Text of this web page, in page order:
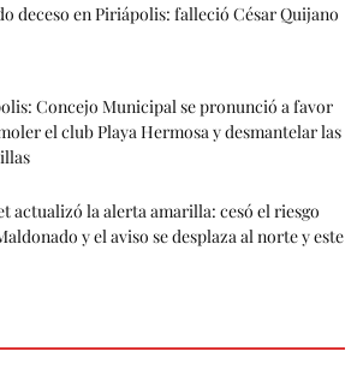
deceso en Piriápolis: falleció César Quijano
Concejo Municipal se pronunció a favor
el club Playa Hermosa y desmantelar las
actualizó la alerta amarilla: cesó el riesgo
y el aviso se desplaza al norte y este